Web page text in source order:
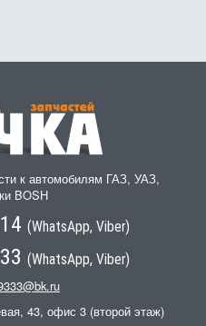
к автомобилям ГАЗ, УАЗ,
BOSH
(WhatsApp, Viber)
(WhatsApp, Viber)
43, офис 3 (второй этаж)